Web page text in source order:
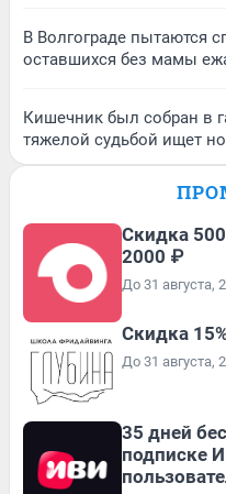
В Волгограде пытаются
оставшихся без мамы
Кишечник был собран в
тяжелой судьбой ищет
Скидка
2000 ₽
До 31 августа,
Скидка
До 31 августа,
35 дней
подписке